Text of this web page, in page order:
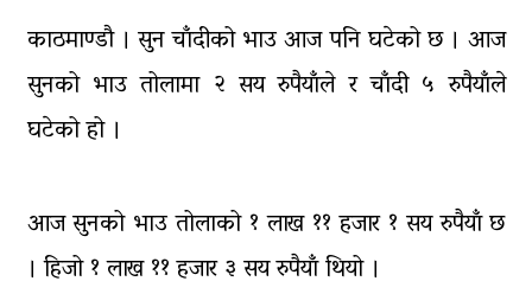
पक्राउ
घरमाथि पहिरो खस्दा ३ वर्षीय बालकको
पाँच लाख घुससहित कर अधिकृत
रंगेहात पक्राऊ
काठमाण्डौ । सुन चाँदीको भाउ आज पनि घटेको छ । आज
सुनको भाउ तोलामा २ सय रुपैयाँले र चाँदी ५ रुपैयाँले
घटेको हो ।
आज सुनको भाउ तोलाको १ लाख ११ हजार १ सय रुपैयाँ छ
। हिजो १ लाख ११ हजार ३ सय रुपैयाँ थियो ।